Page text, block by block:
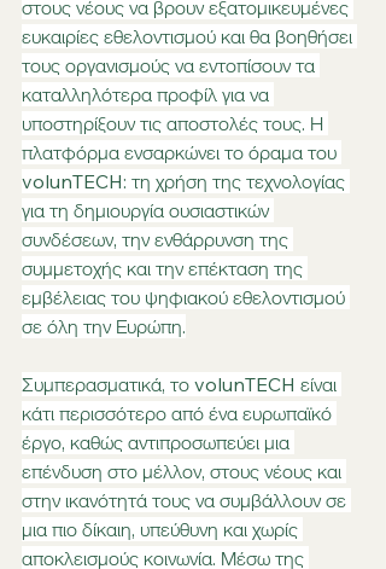
στους νέους να βρουν εξατομικευμένες
ευκαιρίες εθελοντισμού και θα βοηθήσει
τους οργανισμούς να εντοπίσουν τα
καταλληλότερα προφίλ για να
υποστηρίξουν τις αποστολές τους. Η
πλατφόρμα ενσαρκώνει το όραμα του
volunTECH: τη χρήση της τεχνολογίας
για τη δημιουργία ουσιαστικών
συνδέσεων, την ενθάρρυνση της
συμμετοχής και την επέκταση της
εμβέλειας του ψηφιακού εθελοντισμού
σε όλη την Ευρώπη.
Συμπερασματικά, το volunTECH είναι
κάτι περισσότερο από ένα ευρωπαϊκό
έργο, καθώς αντιπροσωπεύει μια
επένδυση στο μέλλον, στους νέους και
στην ικανότητά τους να συμβάλλουν σε
μια πιο δίκαιη, υπεύθυνη και χωρίς
αποκλεισμούς κοινωνία. Μέσω της